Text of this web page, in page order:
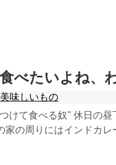
べたいよね、
美味しいもの
けて食べる奴" 休日の昼
家の周りにはインドカレ